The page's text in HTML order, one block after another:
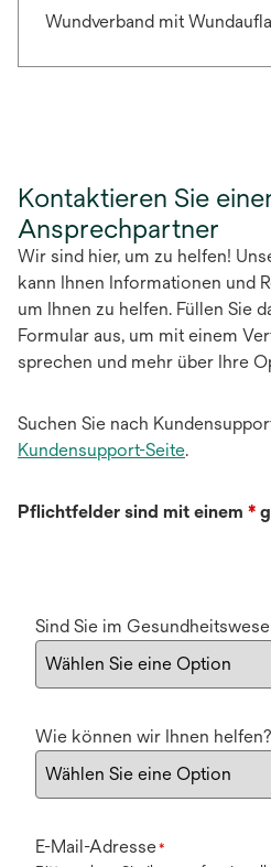
Wundverband mit
Kontaktieren Sie
Ansprechpartner
Wir sind hier, um zu helfen!
kann Ihnen Informationen und
um Ihnen zu helfen. Füllen Sie
Formular aus, um mit einem
sprechen und mehr über Ihre
Suchen Sie nach
Kundensupport-Seite.
Pflichtfelder sind mit einem *
Sind Sie im
Wie können wir Ihnen helfen?
E-Mail-Adresse*